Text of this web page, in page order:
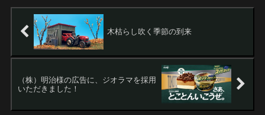
木枯らし吹く季節の到来
（株）明治様の広告に、ジオラマを採用
いただきました！